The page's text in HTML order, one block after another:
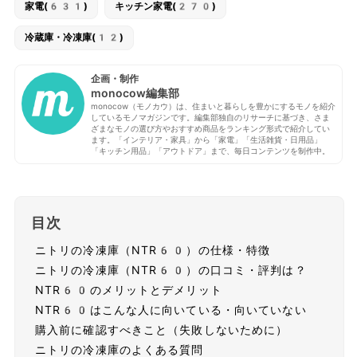
家電(631) キッチン家電(270)
冷蔵庫・冷凍庫(12)
企画・制作
monocow編集部
monocow（モノカウ）は、住まいと暮らしを豊かにするモノを紹介
しているモノマガジンです。編集部独自のリサーチに基づき、さま
ざまなモノの選び方やおすすめ商品をランキング形式で紹介してい
ます。「インテリア・家具」から「家電」「生活雑貨・日用品」
「キッチン用品」「アウトドア」まで、毎日コンテンツを制作中。
目次
ニトリの冷凍庫（NTR60）の仕様・特徴
ニトリの冷凍庫（NTR60）の口コミ・評判は？
NTR60のメリットとデメリット
NTR60はこんな人に向いている・向いていない
購入前に確認すべきこと（失敗しないために）
ニトリの冷凍庫のよくある質問